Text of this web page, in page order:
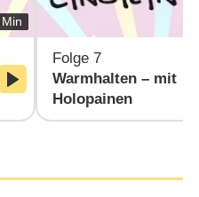
Folge 7
Warmhalten – mit
Holopainen